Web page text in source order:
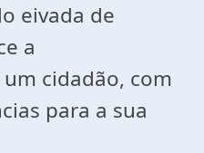
eivada de
a
cidadão, com
para a sua